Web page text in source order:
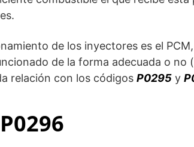
de los inyectores es el
de la forma adecuada o no
relación con los códigos P0295 y